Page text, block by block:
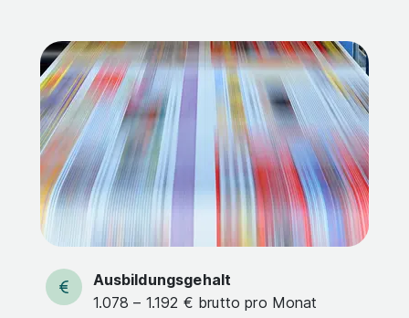
Ausbildungsgehalt
1.078 – 1.192 € brutto pro Monat